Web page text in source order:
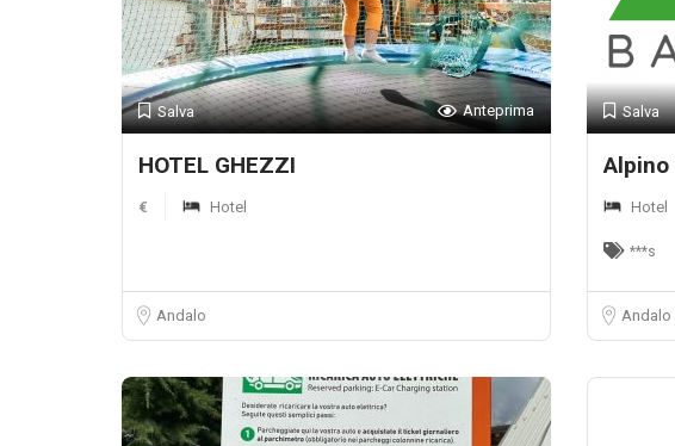
Salva Anteprima
HOTEL GHEZZI
€ Hotel
Andalo
Salva
Alpino
Hotel
***s
Andalo